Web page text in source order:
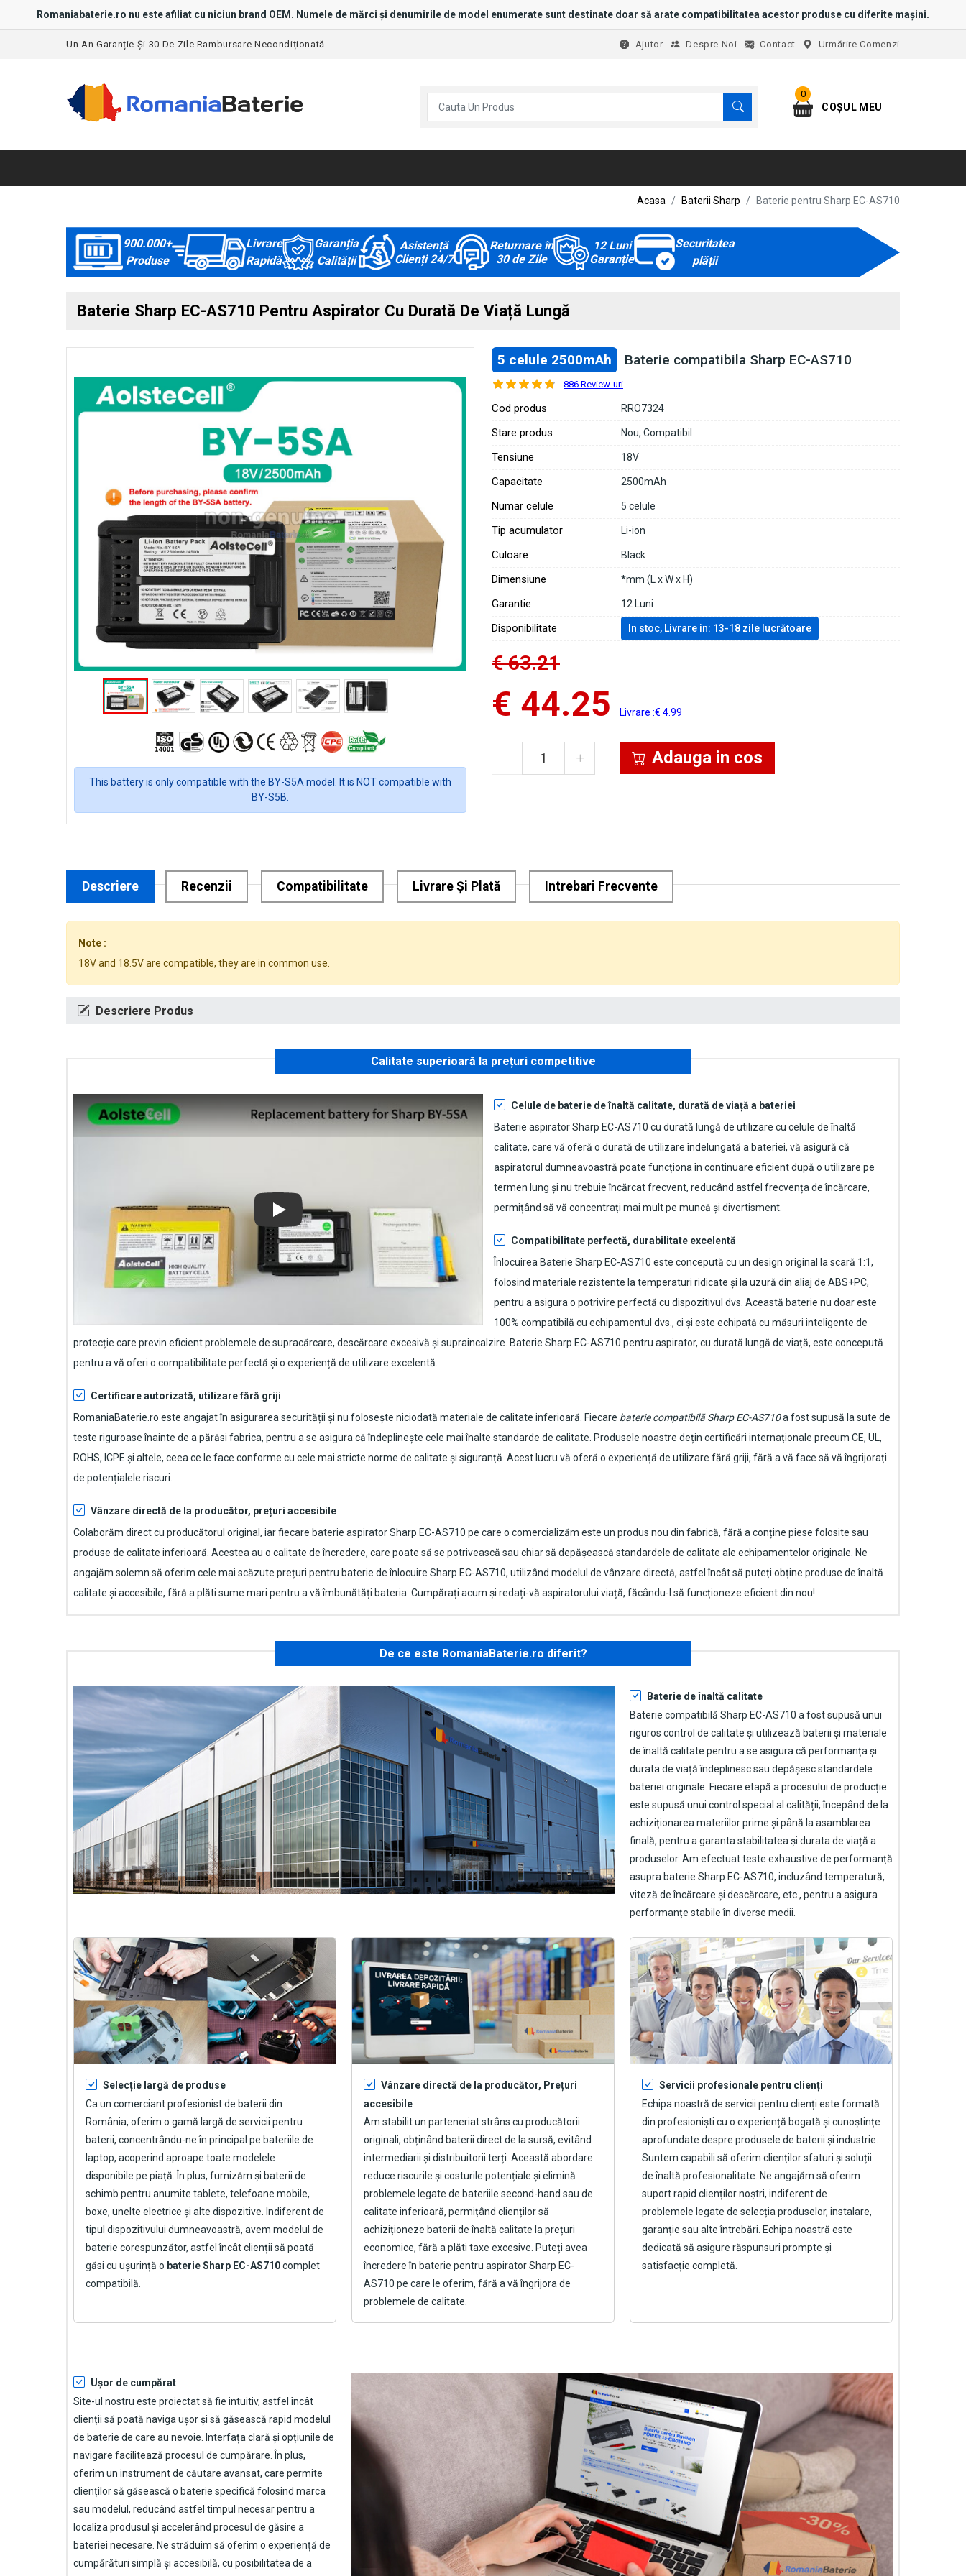
Romaniabaterie.ro nu este afiliat cu niciun brand OEM. Numele de mărci și denumirile de model enumerate sunt destinate doar să arate compatibilitatea acestor produse cu diferite mașini.
Un An Garanție Și 30 De Zile Rambursare Necondiționată Urmărire Comenzi
Contact
Despre Noi
Ajutor
0
COȘUL MEU
Acasa Baterii Sharp Baterie pentru Sharp EC-AS710
900.000+
Produse
Livrare
Rapidă
Garanția
Calității
Asistență
Clienți 24/7
Returnare în
30 de Zile
12 Luni
Garanție
Securitatea
plății
Baterie Sharp EC-AS710 Pentru Aspirator Cu Durată De Viață Lungă
This battery is only compatible with the BY-S5A model. It is NOT compatible with
BY-S5B.
5 celule 2500mAh Baterie compatibila Sharp EC-AS710
886 Review-uri
Cod produs RRO7324
Stare produs Nou, Compatibil
Tensiune 18V
Capacitate 2500mAh
Numar celule 5 celule
Tip acumulator Li-ion
Culoare Black
Dimensiune *mm (L x W x H)
Garantie 12 Luni
Disponibilitate In stoc, Livrare in: 13-18 zile lucrătoare
€ 63.21
€ 44.25 Livrare :€ 4.99
Adauga in cos
Descriere Recenzii Compatibilitate Livrare Și Plată Intrebari Frecvente
Note :
18V and 18.5V are compatible, they are in common use.
Descriere Produs
Calitate superioară la prețuri competitive
Celule de baterie de înaltă calitate, durată de viață a bateriei
Baterie aspirator Sharp EC-AS710 cu durată lungă de utilizare cu celule de înaltă
calitate, care vă oferă o durată de utilizare îndelungată a bateriei, vă asigură că
aspiratorul dumneavoastră poate funcționa în continuare eficient după o utilizare pe
termen lung și nu trebuie încărcat frecvent, reducând astfel frecvența de încărcare,
permițând să vă concentrați mai mult pe muncă și divertisment.
Compatibilitate perfectă, durabilitate excelentă
Înlocuirea Baterie Sharp EC-AS710 este concepută cu un design original la scară 1:1,
folosind materiale rezistente la temperaturi ridicate și la uzură din aliaj de ABS+PC,
pentru a asigura o potrivire perfectă cu dispozitivul dvs. Această baterie nu doar este
100% compatibilă cu echipamentul dvs., ci și este echipată cu măsuri inteligente de
protecție care previn eficient problemele de supracărcare, descărcare excesivă și supraincalzire. Baterie Sharp EC-AS710 pentru aspirator, cu durată lungă de viață, este concepută
pentru a vă oferi o compatibilitate perfectă și o experiență de utilizare excelentă.
Certificare autorizată, utilizare fără griji
RomaniaBaterie.ro este angajat în asigurarea securității și nu folosește niciodată materiale de calitate inferioară. Fiecare baterie compatibilă Sharp EC-AS710a fost supusă la sute de
teste riguroase înainte de a părăsi fabrica, pentru a se asigura că îndeplinește cele mai înalte standarde de calitate. Produsele noastre dețin certificări internaționale precum CE, UL,
ROHS, ICPE și altele, ceea ce le face conforme cu cele mai stricte norme de calitate și siguranță. Acest lucru vă oferă o experiență de utilizare fără griji, fără a vă face să vă îngrijorați
de potențialele riscuri.
Vânzare directă de la producător, prețuri accesibile
Colaborăm direct cu producătorul original, iar fiecare baterie aspirator Sharp EC-AS710 pe care o comercializăm este un produs nou din fabrică, fără a conține piese folosite sau
produse de calitate inferioară. Acestea au o calitate de încredere, care poate să se potrivească sau chiar să depășească standardele de calitate ale echipamentelor originale. Ne
angajăm solemn să oferim cele mai scăzute prețuri pentru baterie de înlocuire Sharp EC-AS710, utilizând modelul de vânzare directă, astfel încât să puteți obține produse de înaltă
calitate și accesibile, fără a plăti sume mari pentru a vă îmbunătăți bateria. Cumpărați acum și redați-vă aspiratorului viață, făcându-l să funcționeze eficient din nou!
De ce este RomaniaBaterie.ro diferit?
Baterie de înaltă calitate
Baterie compatibilă Sharp EC-AS710 a fost supusă unui
riguros control de calitate și utilizează baterii și materiale
de înaltă calitate pentru a se asigura că performanța și
durata de viață îndeplinesc sau depășesc standardele
bateriei originale. Fiecare etapă a procesului de producție
este supusă unui control special al calității, începând de la
achiziționarea materiilor prime și până la asamblarea
finală, pentru a garanta stabilitatea și durata de viață a
produselor. Am efectuat teste exhaustive de performanță
asupra baterie Sharp EC-AS710, incluzând temperatură,
viteză de încărcare și descărcare, etc., pentru a asigura
performanțe stabile în diverse medii.
Selecție largă de produse
Ca un comerciant profesionist de baterii din
România, oferim o gamă largă de servicii pentru
baterii, concentrându-ne în principal pe bateriile de
laptop, acoperind aproape toate modelele
disponibile pe piață. În plus, furnizăm și baterii de
schimb pentru anumite tablete, telefoane mobile,
boxe, unelte electrice și alte dispozitive. Indiferent de
tipul dispozitivului dumneavoastră, avem modelul de
baterie corespunzător, astfel încât clienții să poată
găsi cu ușurință o baterie Sharp EC-AS710complet
compatibilă.
Vânzare directă de la producător, Prețuri
accesibile
Am stabilit un parteneriat strâns cu producătorii
originali, obținând baterii direct de la sursă, evitând
intermediarii și distribuitorii terți. Această abordare
reduce riscurile și costurile potențiale și elimină
problemele legate de bateriile second-hand sau de
calitate inferioară, permițând clienților să
achiziționeze baterii de înaltă calitate la prețuri
economice, fără a plăti taxe excesive. Puteți avea
încredere în baterie pentru aspirator Sharp EC-
AS710 pe care le oferim, fără a vă îngrijora de
problemele de calitate.
Servicii profesionale pentru clienți
Echipa noastră de servicii pentru clienți este formată
din profesioniști cu o experiență bogată și cunoștințe
aprofundate despre produsele de baterii și industrie.
Suntem capabili să oferim clienților sfaturi și soluții
de înaltă profesionalitate. Ne angajăm să oferim
suport rapid clienților noștri, indiferent de
problemele legate de selecția produselor, instalare,
garanție sau alte întrebări. Echipa noastră este
dedicată să asigure răspunsuri prompte și
satisfacție completă.
Ușor de cumpărat
Site-ul nostru este proiectat să fie intuitiv, astfel încât
clienții să poată naviga ușor și să găsească rapid modelul
de baterie de care au nevoie. Interfața clară și opțiunile de
navigare facilitează procesul de cumpărare. În plus,
oferim un instrument de căutare avansat, care permite
clienților să găsească o baterie specifică folosind marca
sau modelul, reducând astfel timpul necesar pentru a
localiza produsul și accelerând procesul de găsire a
bateriei necesare. Ne străduim să oferim o experiență de
cumpărături simplă și accesibilă, cu posibilitatea de a